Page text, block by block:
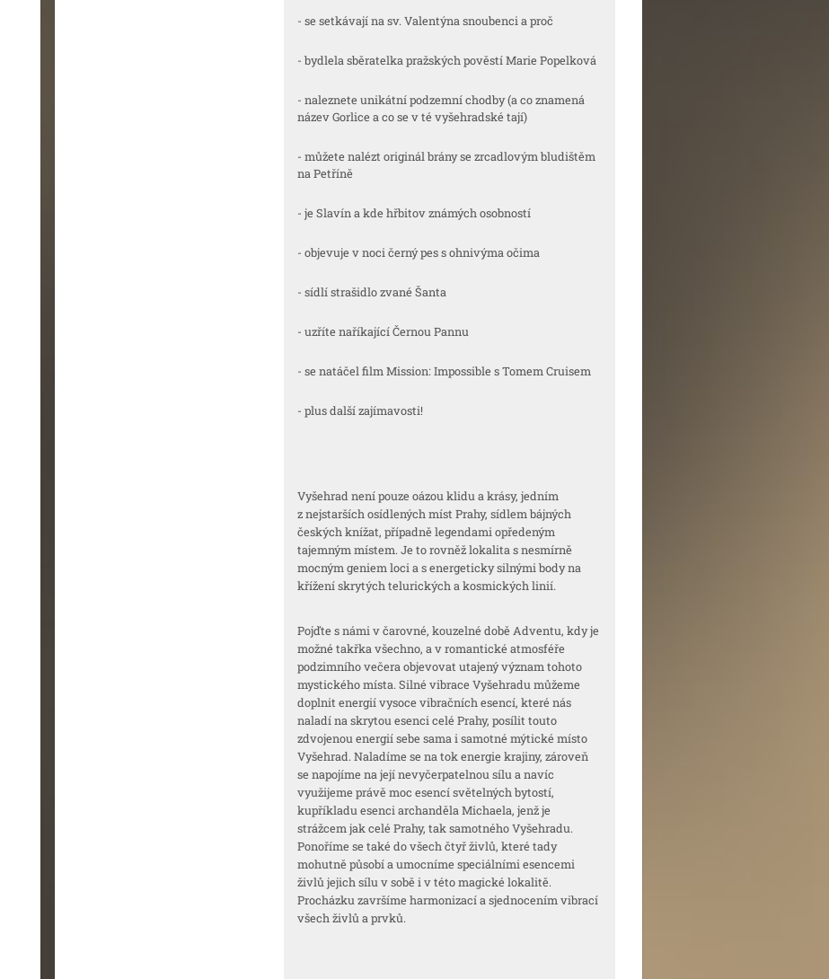
- se setkávají na sv. Valentýna snoubenci a proč
- bydlela sběratelka pražských pověstí Marie Popelková
- naleznete unikátní podzemní chodby (a co znamená
název Gorlice a co se v té vyšehradské tají)
- můžete nalézt originál brány se zrcadlovým bludištěm
na Petříně
- je Slavín a kde hřbitov známých osobností
- objevuje v noci černý pes s ohnivýma očima
- sídlí strašidlo zvané Šanta
- uzříte naříkající Černou Pannu
- se natáčel film Mission: Impossible s Tomem Cruisem
- plus další zajímavosti!
Vyšehrad není pouze oázou klidu a krásy, jedním
z nejstarších osídlených míst Prahy, sídlem bájných
českých knížat, případně legendami opředeným
tajemným místem. Je to rovněž lokalita s nesmírně
mocným geniem loci a s energeticky silnými body na
křížení skrytých telurických a kosmických linií.
Pojďte s námi v čarovné, kouzelné době Adventu, kdy je
možné takřka všechno, a v romantické atmosféře
podzimního večera objevovat utajený význam tohoto
mystického místa. Silné vibrace Vyšehradu můžeme
doplnit energií vysoce vibračních esencí, které nás
naladí na skrytou esenci celé Prahy, posílit touto
zdvojenou energií sebe sama i samotné mýtické místo
Vyšehrad. Naladíme se na tok energie krajiny, zároveň
se napojíme na její nevyčerpatelnou sílu a navíc
využijeme právě moc esencí světelných bytostí,
kupříkladu esenci archanděla Michaela, jenž je
strážcem jak celé Prahy, tak samotného Vyšehradu.
Ponoříme se také do všech čtyř živlů, které tady
mohutně působí a umocníme speciálními esencemi
živlů jejich sílu v sobě i v této magické lokalitě.
Procházku završíme harmonizací a sjednocením vibrací
všech živlů a prvků.